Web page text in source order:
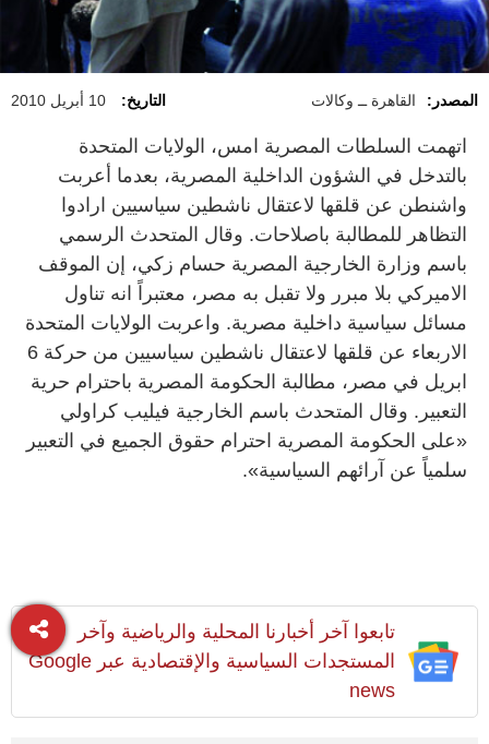
المصدر: القاهرة ــ وكالات التاريخ: 10 أبريل 2010
اتهمت السلطات المصرية امس، الولايات المتحدة
بالتدخل في الشؤون الداخلية المصرية، بعدما أعربت
واشنطن عن قلقها لاعتقال ناشطين سياسيين ارادوا
التظاهر للمطالبة باصلاحات. وقال المتحدث الرسمي
باسم وزارة الخارجية المصرية حسام زكي، إن الموقف
الاميركي بلا مبرر ولا تقبل به مصر، معتبراً انه تناول
مسائل سياسية داخلية مصرية. واعربت الولايات المتحدة
الاربعاء عن قلقها لاعتقال ناشطين سياسيين من حركة 6
ابريل في مصر، مطالبة الحكومة المصرية باحترام حرية
التعبير. وقال المتحدث باسم الخارجية فيليب كراولي
«على الحكومة المصرية احترام حقوق الجميع في التعبير
سلمياً عن آرائهم السياسية».
تابعوا آخر أخبارنا المحلية والرياضية وآخر
المستجدات السياسية والإقتصادية عبر Google
news